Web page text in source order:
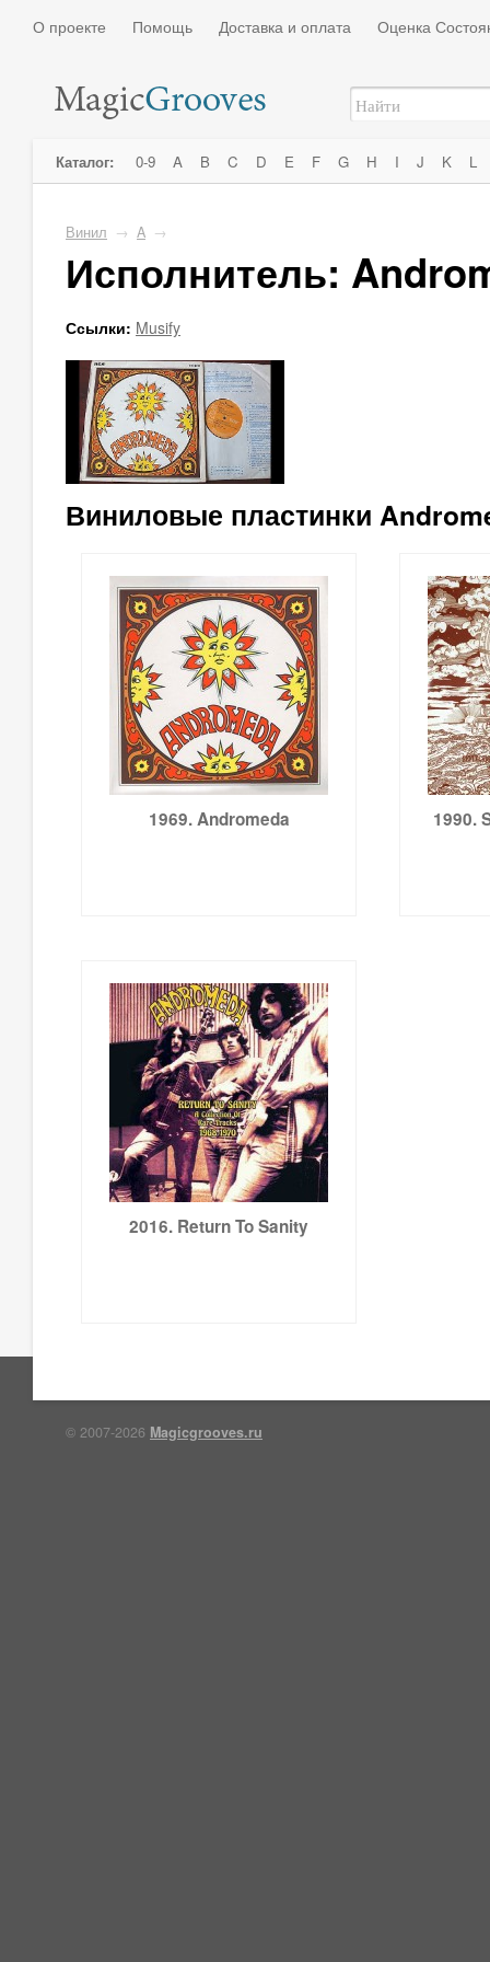
О проекте Помощь Доставка и оплата Оценка
Каталог: 0-9 A B C D E F G H I J K L
Винил → A →
Исполнитель:
Ссылки: Musify
Виниловые пластинки
1969. Andromeda 1990.
2016. Return To Sanity
© 2007-2026 Magicgrooves.ru